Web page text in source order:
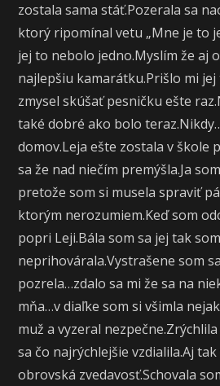
zostala sama stáť.Pozerala sa
ktorý ripomínal vetu „Mne je to
jej to nebolo jedno.Myslím že aj
najlepšiu kamarátku.Prišlo mi
zmysel skúšať pesničku ešte
také dobré ako bolo
domov.Leja ešte zostala v škole
sa že nad niečím premýšla.Ja
pretože som si musela spraviť
ktorým nerozumiem.Keď som
popri Leji.Bála som sa jej tak
neprihovárala.Vystrašene som
pozrela…zdalo sa mi že sa na
mňa…v diaľke som si všimla
muž a vyzeral
sa čo najrýchlejšie vzdialila.Aj
obrovská zvedavosť.Schovala